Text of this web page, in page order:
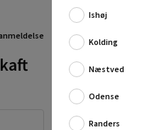
Graveskovl
Den har et
Fuld
Ishøj
Kolding
Næstved
Odense
Randers